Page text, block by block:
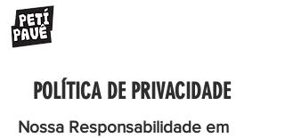
POLÍTICA DE PRIVACIDADE
Nossa Responsabilidade em